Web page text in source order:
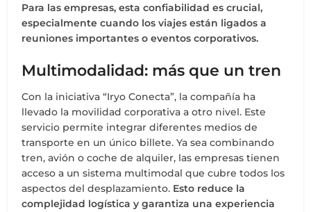
Para las empresas, esta confiabilidad es crucial,
especialmente cuando los viajes están ligados a
reuniones importantes o eventos corporativos.
Multimodalidad: más que un tren
Con la iniciativa “Iryo Conecta”, la compañía ha
llevado la movilidad corporativa a otro nivel. Este
servicio permite integrar diferentes medios de
transporte en un único billete. Ya sea combinando
tren, avión o coche de alquiler, las empresas tienen
acceso a un sistema multimodal que cubre todos los
aspectos del desplazamiento. Esto reduce la
complejidad logística y garantiza una experiencia